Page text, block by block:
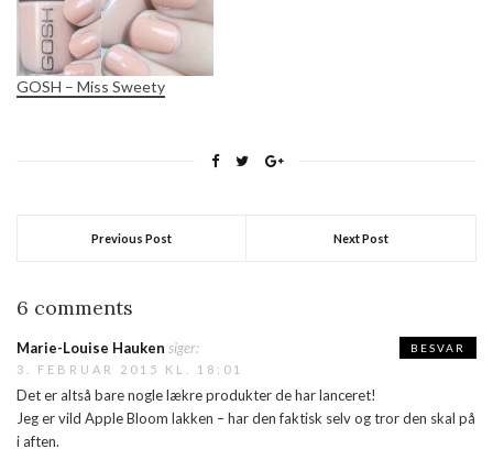
GOSH – Miss Sweety
Previous Post Next Post
6 comments
Marie-Louise Hauken siger:
3. FEBRUAR 2015 KL. 18:01
Det er altså bare nogle lækre produkter de har lanceret!
Jeg er vild Apple Bloom lakken – har den faktisk selv og tror den skal på
i aften.
BESVAR